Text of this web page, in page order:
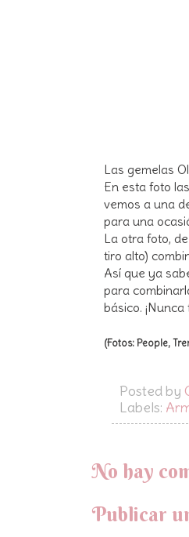
Las gemelas
En esta foto
vemos a una
para una
La otra foto,
tiro alto)
Así que ya
para
básico.
(Fotos: People,
Posted by
Labels:
No hay
Publicar